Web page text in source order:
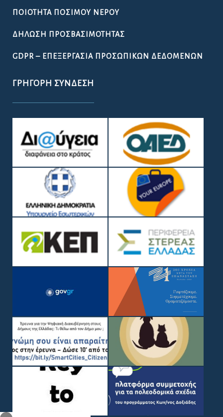
ΠΟΙΌΤΗΤΑ ΠΌΣΙΜΟΥ ΝΕΡΟΎ
ΔΉΛΩΣΗ ΠΡΟΣΒΑΣΙΜΌΤΗΤΑΣ
GDPR – ΕΠΕΞΕΡΓΑΣΙΑ ΠΡΟΣΩΠΙΚΩΝ ΔΕΔΟΜΕΝΩΝ
ΓΡΉΓΟΡΗ ΣΎΝΔΕΣΗ